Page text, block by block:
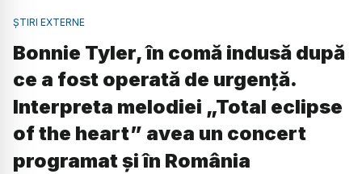
ȘTIRI EXTERNE
Bonnie Tyler, în comă indusă după
ce a fost operată de urgență.
Interpreta melodiei „Total eclipse
of the heart” avea un concert
programat și în România